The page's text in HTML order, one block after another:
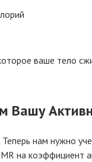
ваше тело
нам нужно
на коэффициент